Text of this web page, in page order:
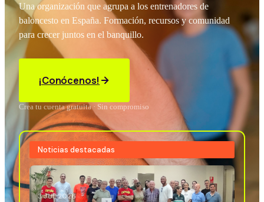
Una organización que agrupa a los entrenadores de
baloncesto en España. Formación, recursos y comunidad
para crecer juntos en el banquillo.
¡Conócenos!
Crea tu cuenta gratuita · Sin compromiso
Noticias destacadas
3 JUL 2026